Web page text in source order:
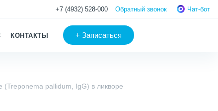
+7 (4932) 528-000 Обратный звонок Чат-бот
КОНТАКТЫ + Записаться
(Treponema pallidum, IgG) в ликворе